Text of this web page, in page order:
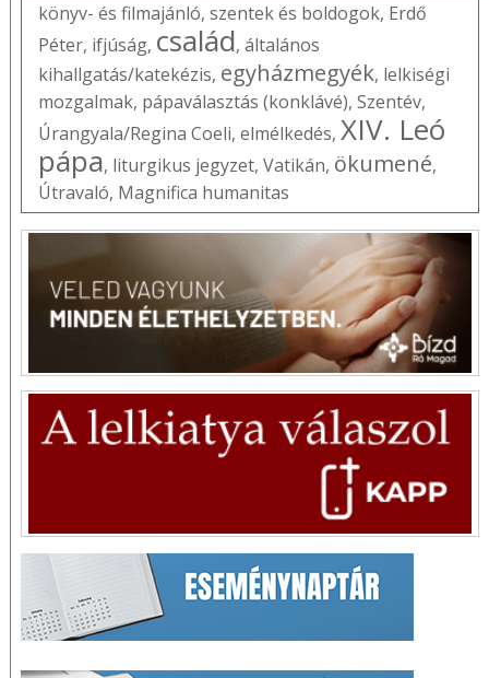
könyv- és filmajánló, szentek és boldogok, Erdő
Péter, ifjúság, család, általános
kihallgatás/katekézis, egyházmegyék, lelkiségi
mozgalmak, pápaválasztás (konklávé), Szentév,
Úrangyala/Regina Coeli, elmélkedés, XIV. Leó
pápa, liturgikus jegyzet, Vatikán, ökumené,
Útravaló, Magnifica humanitas